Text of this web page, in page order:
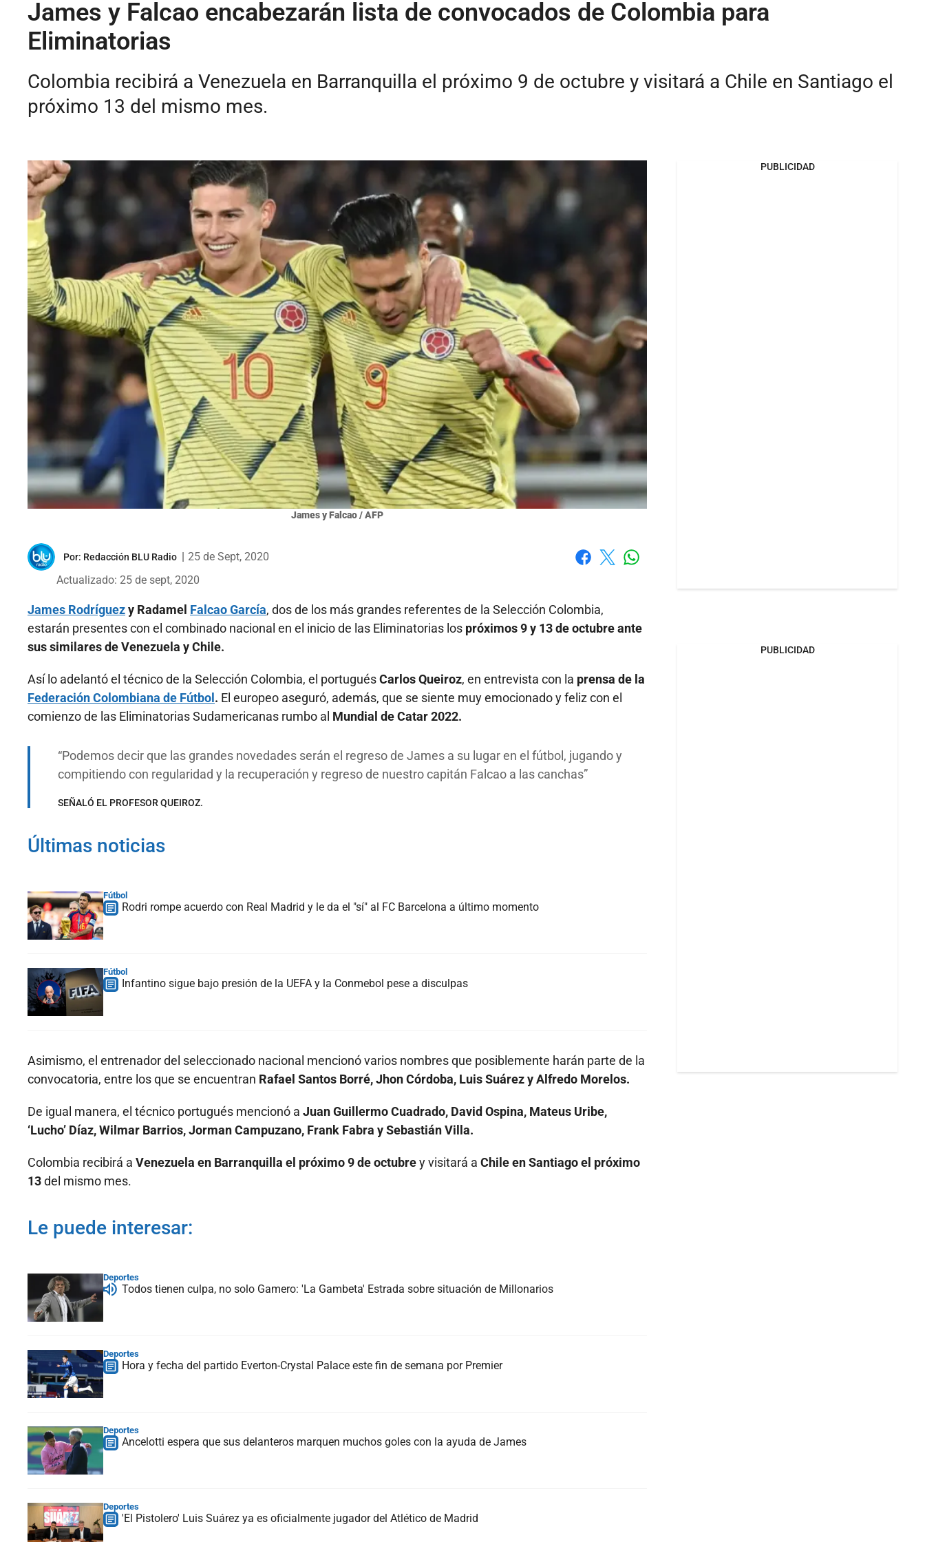
James y Falcao encabezarán lista de convocados de Colombia para
Eliminatorias
Colombia recibirá a Venezuela en Barranquilla el próximo 9 de octubre y visitará a Chile en Santiago el
próximo 13 del mismo mes.
James y Falcao / AFP
Por: Redacción BLU Radio
25 de Sept, 2020
Actualizado: 25 de sept, 2020
James Rodríguezy Radamel Falcao García, dos de los más grandes referentes de la Selección Colombia,
estarán presentes con el combinado nacional en el inicio de las Eliminatorias los próximos 9 y 13 de octubre ante
sus similares de Venezuela y Chile.
Así lo adelantó el técnico de la Selección Colombia, el portuguésCarlos Queiroz, en entrevista con la prensa de la
Federación Colombiana de Fútbol . El europeo aseguró, además, que se siente muy emocionado y feliz con el
comienzo de las Eliminatorias Sudamericanas rumbo al Mundial de Catar 2022.
Podemos decir que las grandes novedades serán el regreso de James a su lugar en el fútbol, jugando y
compitiendo con regularidad y la recuperación y regreso de nuestro capitán Falcao a las canchas
SEÑALÓ EL PROFESOR QUEIROZ.
Últimas noticias
Fútbol
Rodri rompe acuerdo con Real Madrid y le da el "sí" al FC Barcelona a último momento
Fútbol
Infantino sigue bajo presión de la UEFA y la Conmebol pese a disculpas
Asimismo, el entrenador del seleccionado nacional mencionó varios nombres que posiblemente harán parte de la
convocatoria, entre los que se encuentran Rafael Santos Borré, Jhon Córdoba, Luis Suárez y Alfredo Morelos.
De igual manera, el técnico portugués mencionó a Juan Guillermo Cuadrado, David Ospina, Mateus Uribe,
‘Lucho’ Díaz, Wilmar Barrios, Jorman Campuzano, Frank Fabra y Sebastián Villa.
Colombia recibirá a Venezuela en Barranquilla el próximo 9 de octubrey visitará a Chile en Santiago el próximo
13del mismo mes.
Le puede interesar:
Deportes
Todos tienen culpa, no solo Gamero: 'La Gambeta' Estrada sobre situación de Millonarios
Deportes
Hora y fecha del partido Everton-Crystal Palace este fin de semana por Premier
Deportes
Ancelotti espera que sus delanteros marquen muchos goles con la ayuda de James
Deportes
'El Pistolero' Luis Suárez ya es oficialmente jugador del Atlético de Madrid
PUBLICIDAD
PUBLICIDAD